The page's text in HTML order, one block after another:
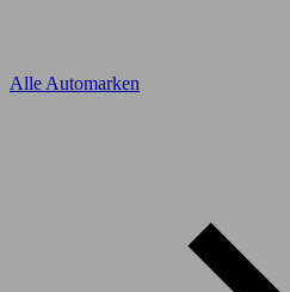
Alle Automarken